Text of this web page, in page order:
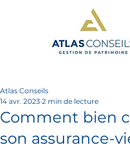
Comment bien
son assurance-
Atlas Conseils
14 avr. 2023 2 min de lecture